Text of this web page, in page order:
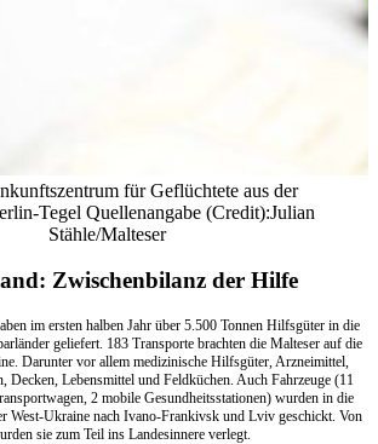
für Geflüchtete aus der
Tegel Quellenangabe (Credit):Julian
Stähle/Malteser
Zwischenbilanz der Hilfe
im ersten halben Jahr über 5.500 Tonnen Hilfsgüter in die
geliefert. 183 Transporte brachten die Malteser auf die
Darunter vor allem medizinische Hilfsgüter, Arzneimittel,
Decken, Lebensmittel und Feldküchen. Auch Fahrzeuge (11
2 mobile Gesundheitsstationen) wurden in die
West-Ukraine nach Ivano-Frankivsk und Lviv geschickt. Von
sie zum Teil ins Landesinnere verlegt.